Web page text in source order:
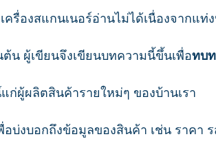
รื่องสแกนเนอร์อ่านไม่ได้เนื่องจากแท่
น ผู้เขียนจึงเขียนบทความนี้ขึ้นเพื่อทบ
ก่ผู้ผลิตสินค้ารายใหม่ๆ ของบ้านเรา
อบ่งบอกถึงข้อมูลของสินค้า เช่น ราคา